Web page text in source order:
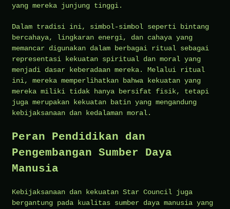
yang mereka junjung tinggi.
Dalam tradisi ini, simbol-simbol seperti bintang
bercahaya, lingkaran energi, dan cahaya yang
memancar digunakan dalam berbagai ritual sebagai
representasi kekuatan spiritual dan moral yang
menjadi dasar keberadaan mereka. Melalui ritual
ini, mereka memperlihatkan bahwa kekuatan yang
mereka miliki tidak hanya bersifat fisik, tetapi
juga merupakan kekuatan batin yang mengandung
kebijaksanaan dan kedalaman moral.
Peran Pendidikan dan
Pengembangan Sumber Daya
Manusia
Kebijaksanaan dan kekuatan Star Council juga
bergantung pada kualitas sumber daya manusia yang